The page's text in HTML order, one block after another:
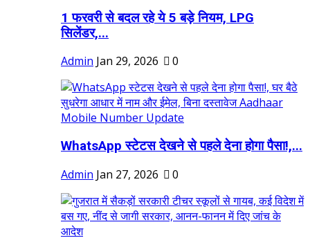
1 फरवरी से बदल रहे ये 5 बड़े नियम, LPG
सिलेंडर,...
Admin Jan 29, 2026 0
WhatsApp स्टेटस देखने से पहले देना होगा पैसा!,...
Admin Jan 27, 2026 0